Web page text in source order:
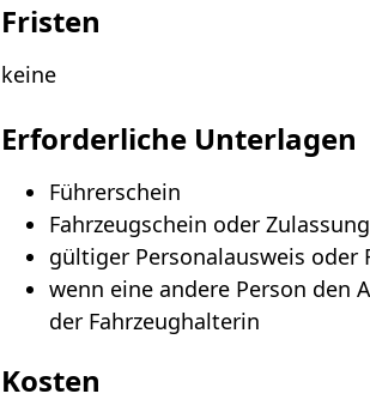
Fristen
keine
Erforderliche Unterlagen
Führerschein
Fahrzeugschein oder
gültiger Personalausweis
wenn eine andere Person den
der Fahrzeughalterin
Kosten